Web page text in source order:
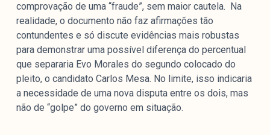
comprovação de uma “fraude”, sem maior cautela. Na
realidade, o documento não faz afirmações tão
contundentes e só discute evidências mais robustas
para demonstrar uma possível diferença do percentual
que separaria Evo Morales do segundo colocado do
pleito, o candidato Carlos Mesa. No limite, isso indicaria
a necessidade de uma nova disputa entre os dois, mas
não de “golpe” do governo em situação.